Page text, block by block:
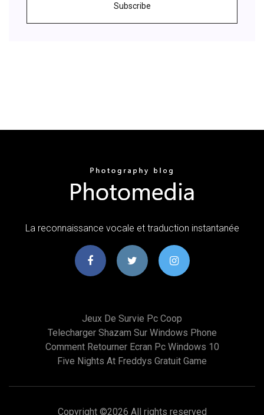
Subscribe
La reconnaissance vocale et traduction instantanée
Jeux De Survie Pc Coop
Telecharger Shazam Sur Windows Phone
Comment Retourner Ecran Pc Windows 10
Five Nights At Freddys Gratuit Game
Copyright ©2026 All rights reserved